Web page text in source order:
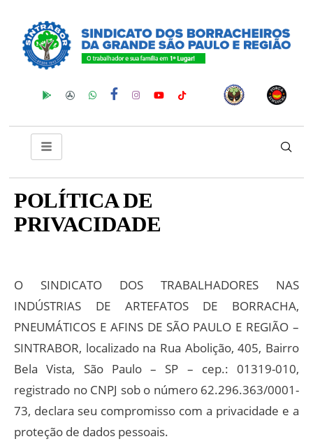
POLÍTICA DE
PRIVACIDADE
O SINDICATO DOS TRABALHADORES NAS
INDÚSTRIAS DE ARTEFATOS DE BORRACHA,
PNEUMÁTICOS E AFINS DE SÃO PAULO E REGIÃO –
SINTRABOR, localizado na Rua Abolição, 405, Bairro
Bela Vista, São Paulo – SP – cep.: 01319-010,
registrado no CNPJ sob o número 62.296.363/0001-
73, declara seu compromisso com a privacidade e a
proteção de dados pessoais.